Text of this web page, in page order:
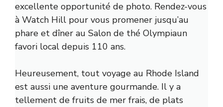
excellente opportunité de photo. Rendez-vous
à Watch Hill pour vous promener jusqu’au
phare et dîner au Salon de thé Olympiaun
favori local depuis 110 ans.
Heureusement, tout voyage au Rhode Island
est aussi une aventure gourmande. Il y a
tellement de fruits de mer frais, de plats